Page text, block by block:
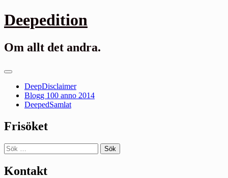
Gå
till
Deepedition
Om allt det andra.
Primär
DeepDisclaimer
Blogg 100 anno 2014
DeepedSamlat
Frisöket
Sök
efter:
Kontakt